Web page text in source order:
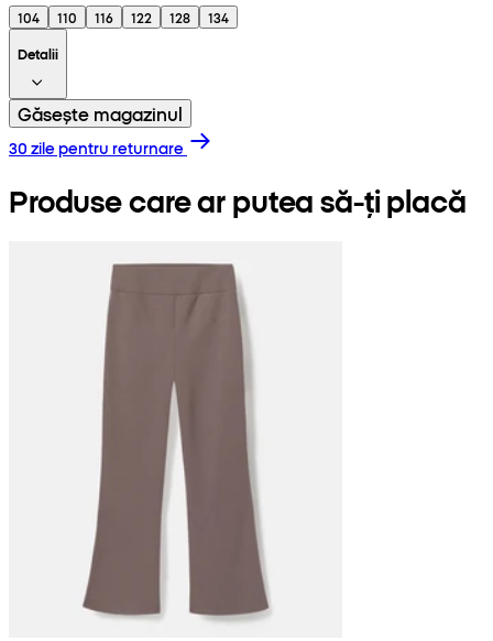
104 110 116 122 128
134
Detalii
Găsește magazinul
30 zile pentru returnare
Produse care ar putea să-ți placă